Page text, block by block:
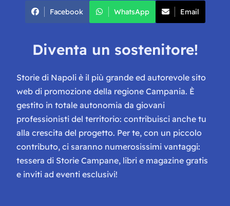
Facebook WhatsApp Email
Diventa un sostenitore!
Storie di Napoli è il più grande ed autorevole sito
web di promozione della regione Campania. È
gestito in totale autonomia da giovani
professionisti del territorio: contribuisci anche tu
alla crescita del progetto. Per te, con un piccolo
contributo, ci saranno numerosissimi vantaggi:
tessera di Storie Campane, libri e magazine gratis
e inviti ad eventi esclusivi!